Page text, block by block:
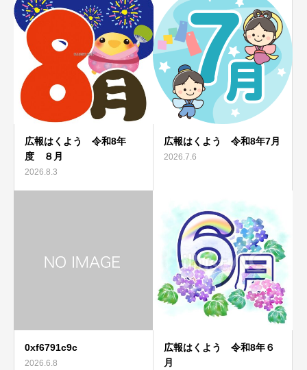
広報はくよう 令和8年
度 ８月
2026.8.3
広報はくよう 令和8年7月
2026.7.6
0xf6791c9c
2026.6.8
広報はくよう 令和8年６
月